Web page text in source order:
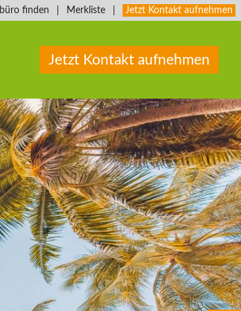
finden Merkliste Jetzt Kontakt aufnehmen
Jetzt Kontakt aufnehmen